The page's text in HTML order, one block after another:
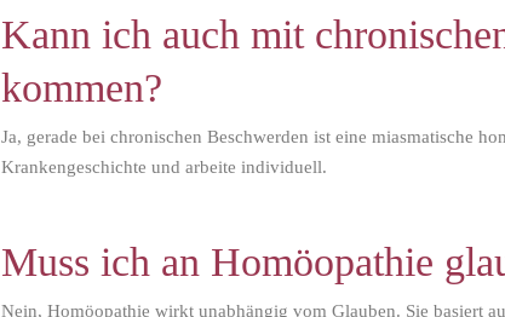
Kann ich auch mit
kommen?
Ja, gerade bei chronischen Beschwerden ist eine miasmatische
Krankengeschichte und arbeite individuell.
Muss ich an Homöopathie
Nein, Homöopathie wirkt unabhängig vom Glauben. Sie basiert